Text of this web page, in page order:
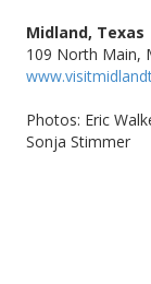
Midland, Texas
109 North Main,
Photos: Eric
Sonja Stimmer